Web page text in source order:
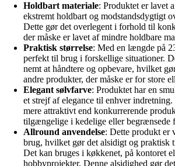
Holdbart materiale: Produktet er lavet
ekstremt holdbart og modstandsdygtigt
Dette gør det overlegent i forhold til
der måske er lavet af mindre holdbare
Praktisk størrelse: Med en længde på
perfekt til brug i forskellige situationer.
nemt at håndtere og opbevare, hvilket
andre produkter, der måske er for store
Elegant sølvfarve: Produktet har en
et strejf af elegance til enhver
mere attraktivt end konkurrerende
tilgængelige i kedelige eller begrænsede
Allround anvendelse: Dette produkt er
brug, hvilket gør det alsidigt og praktisk
Det kan bruges i køkkenet, på kontoret
hobbyprojekter. Denne alsidighed gør